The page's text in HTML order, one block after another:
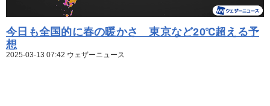
今日も全国的に春の暖かさ 東京など20℃超える予
想
2025-03-13 07:42 ウェザーニュース